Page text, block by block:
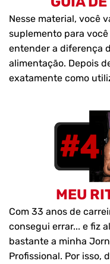
Nesse material, você
suplemento para
entender a diferença
alimentação. Depois
exatamente como
MEU
Com 33 anos de
consegui errar... e fiz
bastante a minha
Profissional. Por isso,